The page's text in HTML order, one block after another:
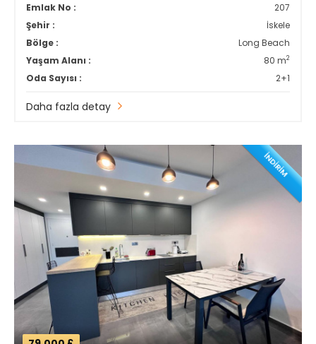
Emlak No :
207
Şehir :
İskele
Bölge :
Long Beach
Yaşam Alanı :
80 m2
Oda Sayısı : 2+1
Daha fazla detay
İNDİRİM